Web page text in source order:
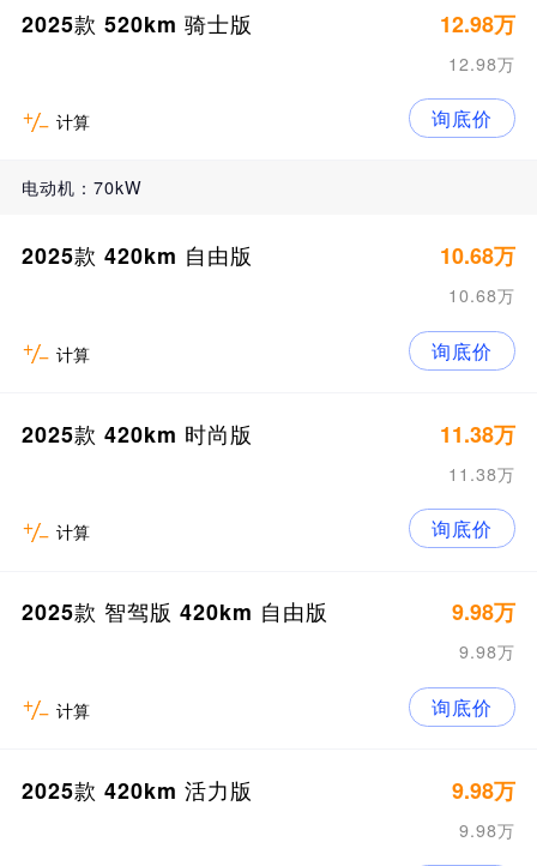
2025款 520km 骑士版 12.98万
12.98万
计算 询底价
电动机：70kW
2025款 420km 自由版 10.68万
10.68万
计算 询底价
2025款 420km 时尚版 11.38万
11.38万
计算 询底价
2025款 智驾版 420km 自由版 9.98万
9.98万
计算 询底价
2025款 420km 活力版 9.98万
9.98万